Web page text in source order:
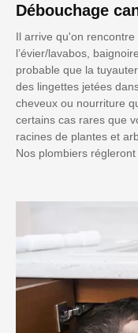
Débouchage
Il arrive qu'on rencontre
l’évier/lavabos,
probable que la
des lingettes jetées
cheveux ou nourriture
certains cas rares que
racines de plantes et
Nos plombiers